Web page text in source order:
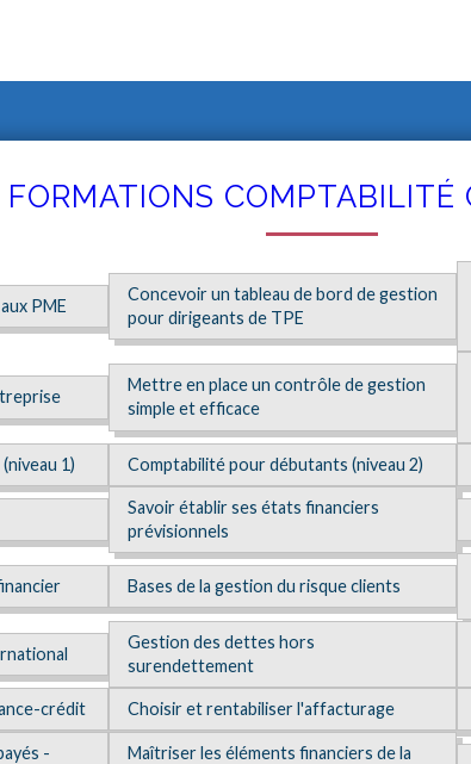
FORMATIONS COMPTABILITÉ
PME
Concevoir un tableau de bord de gestion
pour dirigeants de TPE
Mettre en place un contrôle de gestion
simple et efficace
1) Comptabilité pour débutants (niveau 2)
Savoir établir ses états financiers
prévisionnels
Bases de la gestion du risque clients
Gestion des dettes hors
surendettement
crédit Choisir et rentabiliser l'affacturage
-
Maîtriser les éléments financiers de la